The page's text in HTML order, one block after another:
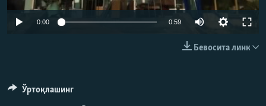
0:00 0:59
Бевосита линк
Ўртоқлашинг